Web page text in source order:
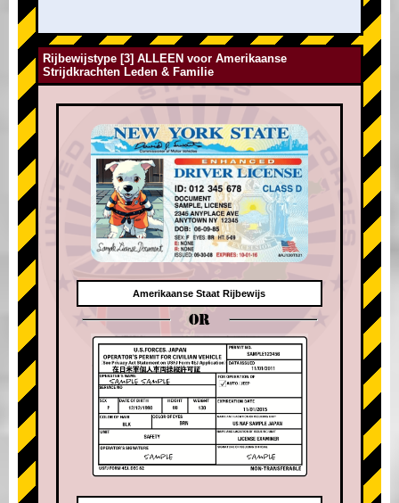
Rijbewijstype [3] ALLEEN voor Amerikaanse
Strijdkrachten Leden & Familie
Amerikaanse Staat Rijbewijs
OR